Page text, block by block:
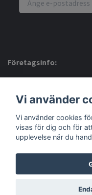
Företagsinfo:
Sociala medier
©
Vi använder
Vi använder cookies
visas för dig och för
upplevelse när du